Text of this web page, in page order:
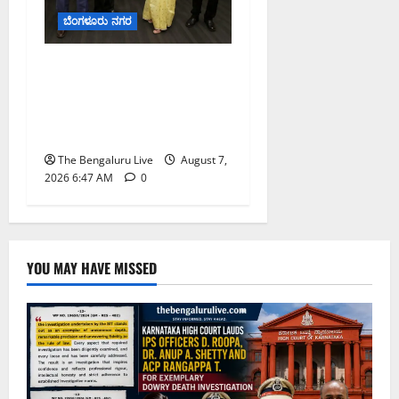
ಬೆಂಗಳೂರು ನಗರ
The Bengaluru Live
August 7,
2026 6:47 AM
0
YOU MAY HAVE MISSED